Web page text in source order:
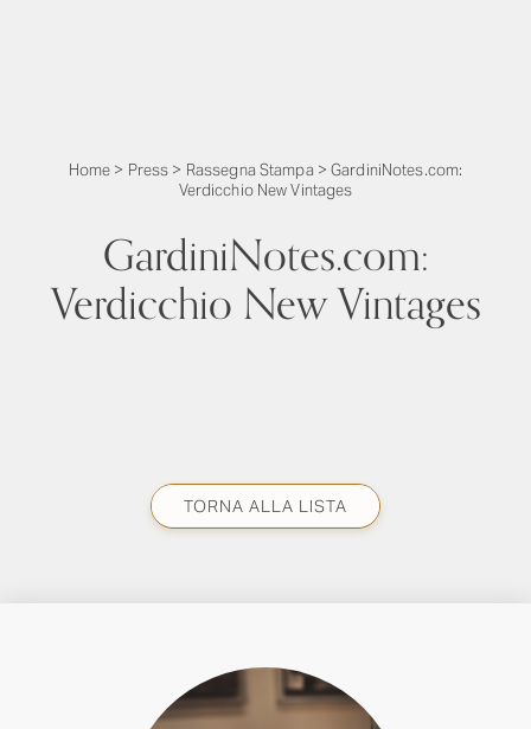
Home > Press > Rassegna Stampa >GardiniNotes.com:
Verdicchio New Vintages
GardiniNotes.com:
Verdicchio New Vintages
TORNA ALLA LISTA